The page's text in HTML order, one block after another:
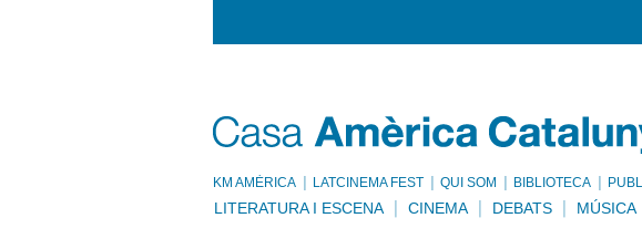
KM AMÈRICA LATCINEMA FEST QUI SOM BIBLIOTECA
LITERATURA I ESCENA CINEMA DEBATS MÚSICA